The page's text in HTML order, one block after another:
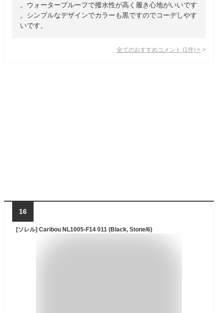
。ウォータープルーフで撥水性が高く履き心地がいいです
。シンプルなデザインでカラーも黒ですのでコーデしやす
いです。
全てのおすすめコメント (1 件) >
16
[ソレル] Caribou NL1005-F14 011 (Black, Stone/6)